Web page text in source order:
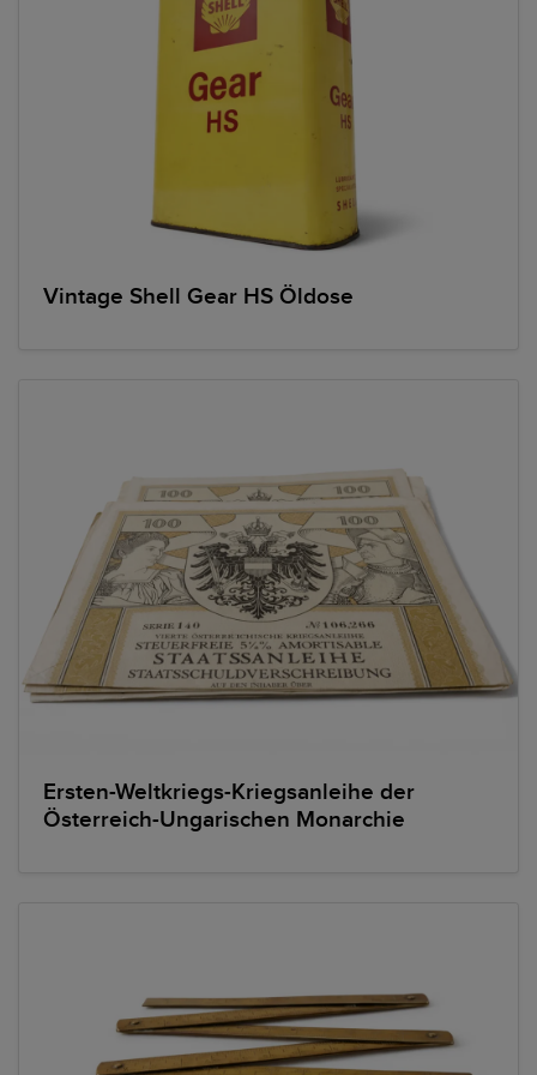
Vintage Shell Gear HS Öldose
Ersten-Weltkriegs-Kriegsanleihe der
Österreich-Ungarischen Monarchie